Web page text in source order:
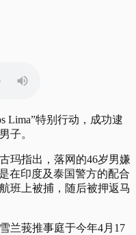
Lima”特别行动，成功逮
子。
玛指出，落网的46岁男嫌
在印度及泰国警方的配合
班上被捕，随后被押返马
兰莪推事庭于今年4月17